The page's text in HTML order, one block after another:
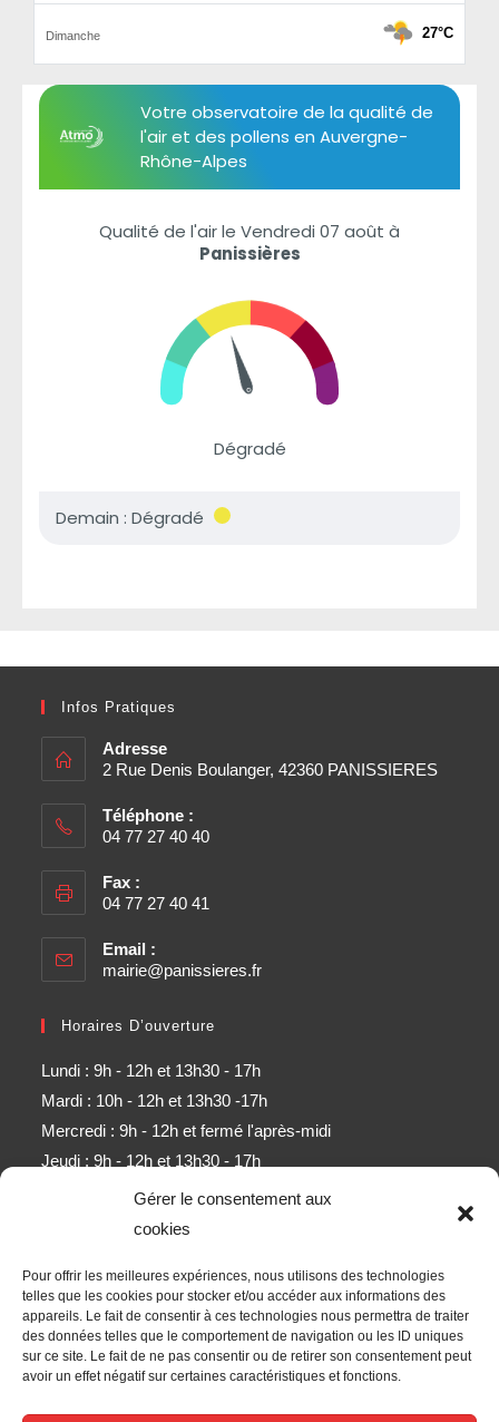
Gérer le consentement aux
cookies
Pour offrir les meilleures expériences, nous utilisons des technologies
telles que les cookies pour stocker et/ou accéder aux informations des
appareils. Le fait de consentir à ces technologies nous permettra de traiter
des données telles que le comportement de navigation ou les ID uniques
sur ce site. Le fait de ne pas consentir ou de retirer son consentement peut
avoir un effet négatif sur certaines caractéristiques et fonctions.
Infos Pratiques
Adresse
2 Rue Denis Boulanger, 42360 PANISSIERES
Téléphone :
04 77 27 40 40
Fax :
04 77 27 40 41
Email :
mairie@panissieres.fr
Horaires D’ouverture
Lundi : 9h - 12h et 13h30 - 17h
Mardi : 10h - 12h et 13h30 -17h
Mercredi : 9h - 12h et fermé l'après-midi
Jeudi : 9h - 12h et 13h30 - 17h
Vendredi : 9h - 12h et 13h30 - 17h
Samedi : 9h - 11h (sauf mois d'août)
Newsletter
Obtenez l’ensemble des derniers contenus par e-mail.
ALLER